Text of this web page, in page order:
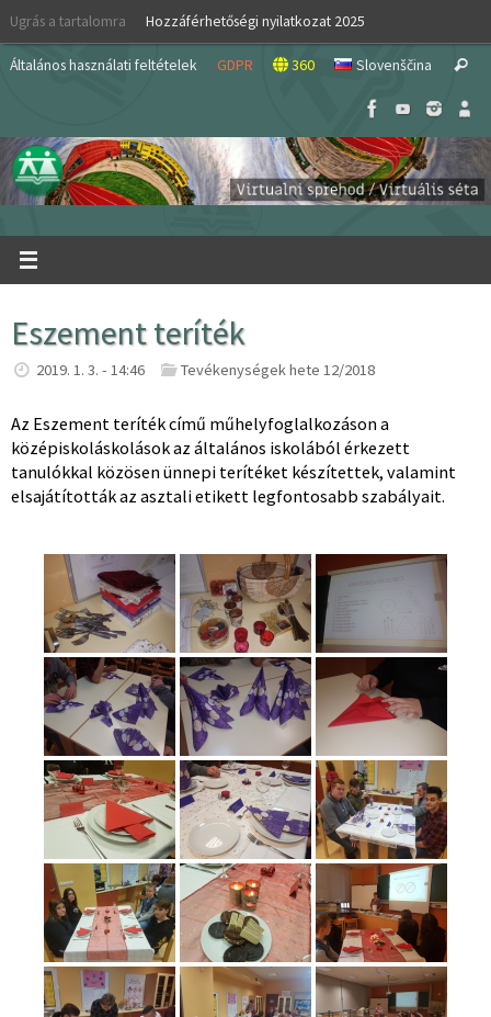
Skip
content
Ugrás a tartalomra Hozzáférhetőségi nyilatkozat 2025
Általános használati feltételek GDPR 360 Slovenščina Search
Eszement teríték
2019. 1. 3. - 14:46 Tevékenységek hete 12/2018
Az Eszement teríték című műhelyfoglalkozáson a
középiskoláskolások az általános iskolából érkezett
tanulókkal közösen ünnepi terítéket készítettek, valamint
elsajátították az asztali etikett legfontosabb szabályait.